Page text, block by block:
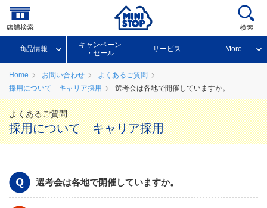
商品情報
キャンペーン
・セール
サービス More
Home お問い合わせ
よくあるご質問
採用について キャリア採用
選考会は各地で開催していますか。
よくあるご質問
採用について キャリア採用
選考会は各地で開催していますか。